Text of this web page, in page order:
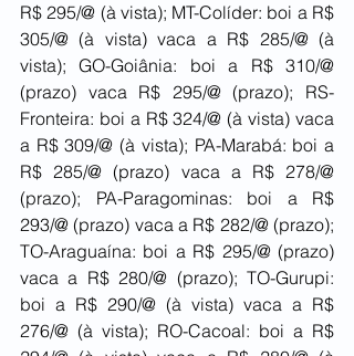
R$ 295/@ (à vista); MT-Colíder: boi a R$
305/@ (à vista) vaca a R$ 285/@ (à
vista); GO-Goiânia: boi a R$ 310/@
(prazo) vaca R$ 295/@ (prazo); RS-
Fronteira: boi a R$ 324/@ (à vista) vaca
a R$ 309/@ (à vista); PA-Marabá: boi a
R$ 285/@ (prazo) vaca a R$ 278/@
(prazo); PA-Paragominas: boi a R$
293/@ (prazo) vaca a R$ 282/@ (prazo);
TO-Araguaína: boi a R$ 295/@ (prazo)
vaca a R$ 280/@ (prazo); TO-Gurupi:
boi a R$ 290/@ (à vista) vaca a R$
276/@ (à vista); RO-Cacoal: boi a R$